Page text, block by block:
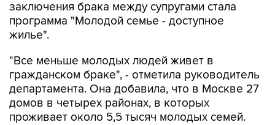
заключения брака между супругами стала
программа "Молодой семье - доступное
жилье".
"Все меньше молодых людей живет в
гражданском браке", - отметила руководитель
департамента. Она добавила, что в Москве 27
домов в четырех районах, в которых
проживает около 5,5 тысяч молодых семей.